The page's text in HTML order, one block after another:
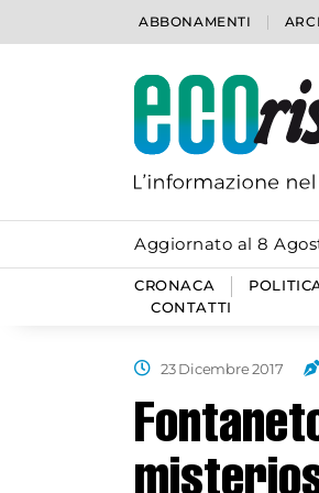
ABBONAMENTI
Aggiornato al 8
CRONACA
CONTATTI
23 Dicembre 2017